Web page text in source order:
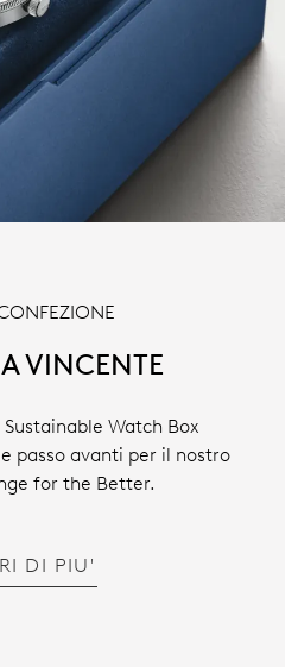
VINCENTE
Watch Box
passo avanti per il nostro
for the Better.
DI PIU'